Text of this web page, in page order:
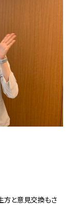
方と意見交換もさ